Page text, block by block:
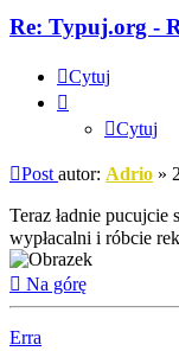
Re: Typuj.org -
Cytuj
Cytuj
Post autor: Adrio »
Teraz ładnie pucujcie
wypłacalni i róbcie
Na górę
Erra